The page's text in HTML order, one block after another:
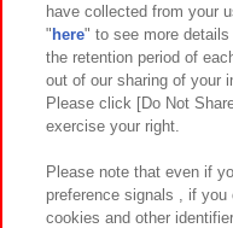
関連会社 サス
プライバシーポリシー
お取引先さまとと
カスタマーハラスメント対応
have collected from your
" here" to see more
the retention period of
out of our sharing of your
Please click [Do Not
exercise your right.
Please note that even if
preference signals , if
cookies and other